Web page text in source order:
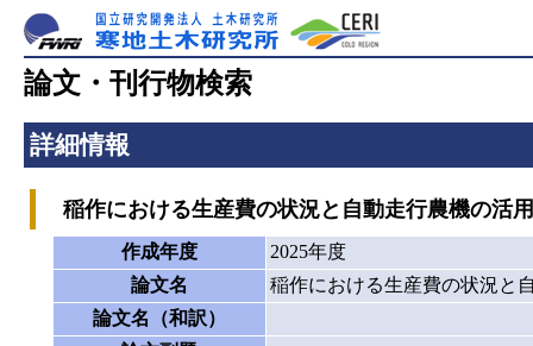
論文・刊行物検索
詳細情報
稲作における生産費の状況と自動走行農機の活
作成年度
2025年度
論文名
稲作における生産費の状況と
論文名（和訳）